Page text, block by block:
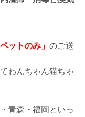
ペットのみ」 のご送
わんちゃん猫ちゃ
青森・福岡といっ